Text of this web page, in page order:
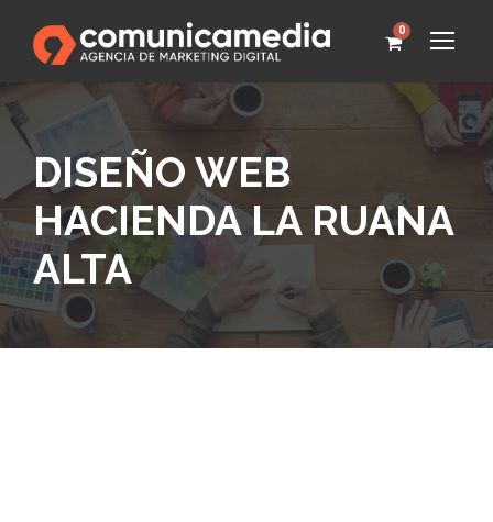
0
DISEÑO WEB
HACIENDA LA RUANA
ALTA